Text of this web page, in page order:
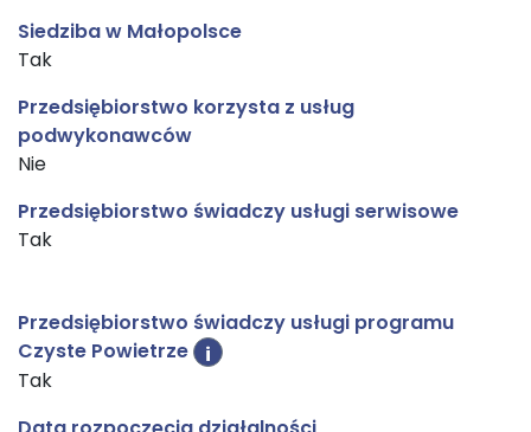
Siedziba w Małopolsce
Tak
Przedsiębiorstwo korzysta z usług
podwykonawców
Nie
Przedsiębiorstwo świadczy usługi serwisowe
Tak
Przedsiębiorstwo świadczy usługi programu
Czyste Powietrze
i
Tak